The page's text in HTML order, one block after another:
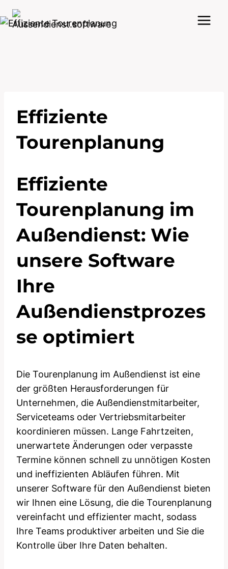
Inhalt
Effiziente
Tourenplanung
Effiziente
Tourenplanung im
Außendienst: Wie
unsere Software
Ihre
Außendienstprozes
se optimiert
Die Tourenplanung im Außendienst ist eine
der größten Herausforderungen für
Unternehmen, die Außendienstmitarbeiter,
Serviceteams oder Vertriebsmitarbeiter
koordinieren müssen. Lange Fahrtzeiten,
unerwartete Änderungen oder verpasste
Termine können schnell zu unnötigen Kosten
und ineffizienten Abläufen führen. Mit
unserer Software für den Außendienst bieten
wir Ihnen eine Lösung, die die Tourenplanung
vereinfacht und effizienter macht, sodass
Ihre Teams produktiver arbeiten und Sie die
Kontrolle über Ihre Daten behalten.